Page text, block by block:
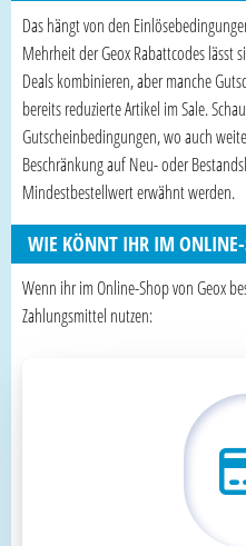
Das hängt von den
Mehrheit der Geox Rabattcodes lässt
Deals kombinieren, aber manche
bereits reduzierte Artikel im Sale.
Gutscheinbedingungen, wo auch
Beschränkung auf Neu- oder
Mindestbestellwert erwähnt werden.
WIE KÖNNT IHR IM ONLINE-
Wenn ihr im Online-Shop von Geox
Zahlungsmittel nutzen: